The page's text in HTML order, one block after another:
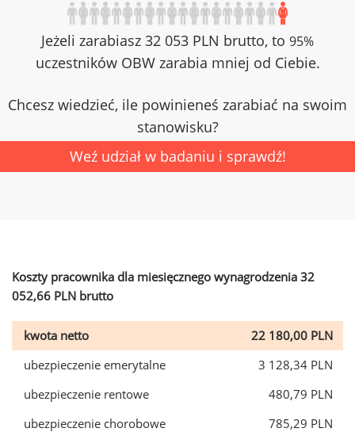
Jeżeli zarabiasz 32 053 PLN brutto, to 95%
uczestników OBW zarabia mniej od Ciebie.
Chcesz wiedzieć, ile powinieneś zarabiać na swoim
stanowisku?
Weź udział w badaniu i sprawdź!
Koszty pracownika dla miesięcznego wynagrodzenia 32
052,66 PLN brutto
kwota netto
22 180,00 PLN
ubezpieczenie emerytalne
3 128,34 PLN
ubezpieczenie rentowe
480,79 PLN
ubezpieczenie chorobowe
785,29 PLN